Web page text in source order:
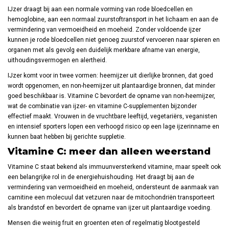
IJzer draagt bij aan een normale vorming van rode bloedcellen en
hemoglobine, aan een normaal zuurstoftransport in het lichaam en aan de
vermindering van vermoeidheid en moeheid. Zonder voldoende ijzer
kunnen je rode bloedcellen niet genoeg zuurstof vervoeren naar spieren en
organen met als gevolg een duidelijk merkbare afname van energie,
uithoudingsvermogen en alertheid.
IJzer komt voor in twee vormen: heemijzer uit dierlijke bronnen, dat goed
wordt opgenomen, en non-heemijzer uit plantaardige bronnen, dat minder
goed beschikbaar is. Vitamine C bevordert de opname van non-heemijzer,
wat de combinatie van ijzer- en vitamine C-supplementen bijzonder
effectief maakt. Vrouwen in de vruchtbare leeftijd, vegetariërs, veganisten
en intensief sporters lopen een verhoogd risico op een lage ijzerinname en
kunnen baat hebben bij gerichte suppletie.
Vitamine C: meer dan alleen weerstand
Vitamine C staat bekend als immuunversterkend vitamine, maar speelt ook
een belangrijke rol in de energiehuishouding. Het draagt bij aan de
vermindering van vermoeidheid en moeheid, ondersteunt de aanmaak van
carnitine een molecuul dat vetzuren naar de mitochondriën transporteert
als brandstof en bevordert de opname van ijzer uit plantaardige voeding.
Mensen die weinig fruit en groenten eten of regelmatig blootgesteld